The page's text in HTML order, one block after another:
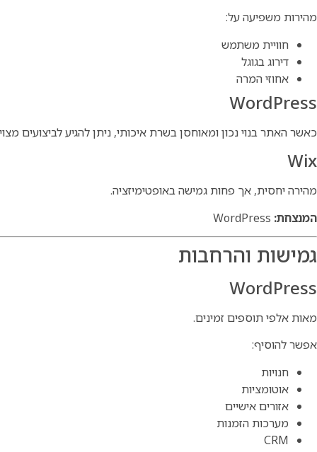
מהירות משפיעה על:
חוויית משתמש
דירוג בגוגל
אחוזי המרה
WordPress
כאשר האתר בנוי נכון ומאוחסן בשרת איכותי, ניתן להגיע לביצועים
Wix
מהירה יחסית, אך פחות גמישה באופטימיזציה.
המנצחת:
גמישות והרחבות
WordPress
מאות אלפי תוספים זמינים.
אפשר להוסיף:
חנויות
אוטומציות
אזורים אישיים
מערכות הזמנות
CRM